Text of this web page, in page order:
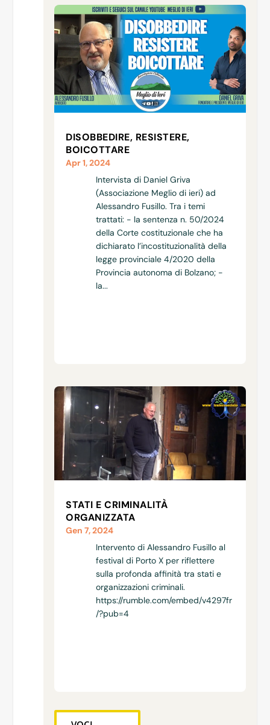
DISOBBEDIRE, RESISTERE,
BOICOTTARE
Apr 1, 2024
Intervista di Daniel Griva
(Associazione Meglio di ieri) ad
Alessandro Fusillo. Tra i temi
trattati: - la sentenza n. 50/2024
della Corte costituzionale che ha
dichiarato l’incostituzionalità della
legge provinciale 4/2020 della
Provincia autonoma di Bolzano; -
la...
STATI E CRIMINALITÀ
ORGANIZZATA
Gen 7, 2024
Intervento di Alessandro Fusillo al
festival di Porto X per riflettere
sulla profonda affinità tra stati e
organizzazioni criminali.
https://rumble.com/embed/v4297fr
/?pub=4